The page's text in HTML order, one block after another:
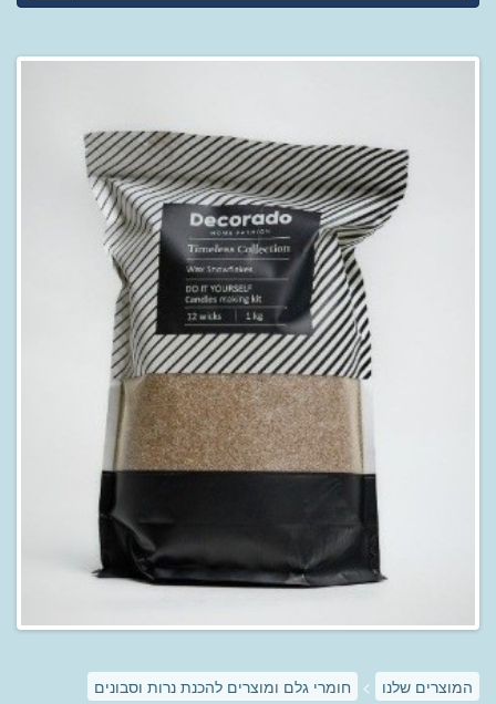
המוצרים שלנו > חומרי גלם ומוצרים להכנת נרות וסבונים